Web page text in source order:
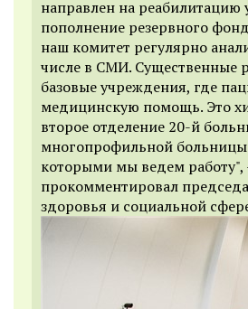
направлен на реабилитацию
пополнение резервного
наш комитет регулярно
числе в СМИ. Существенные
базовые учреждения, где
медицинскую помощь. Это
второе отделение 20-й
многопрофильной
которыми мы ведем работу",
прокомментировал п
здоровья и социальной